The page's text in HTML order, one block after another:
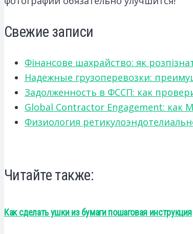
Свежие записи
Фінансове шахрайство: як
Надежные грузоперевозки:
Задолженность в ФССП: как
Global Contractor Engagement:
Физиология
Читайте также:
Как сделать ушки из бумаги пошаговая инструкция